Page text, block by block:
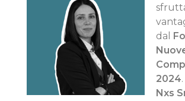
dal
2024
Nxs